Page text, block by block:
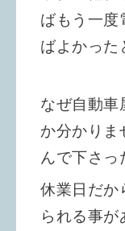
ばもう一度
ばよかった
なぜ自動車
か分かりま
んで下さっ
休業日だか
られる事が